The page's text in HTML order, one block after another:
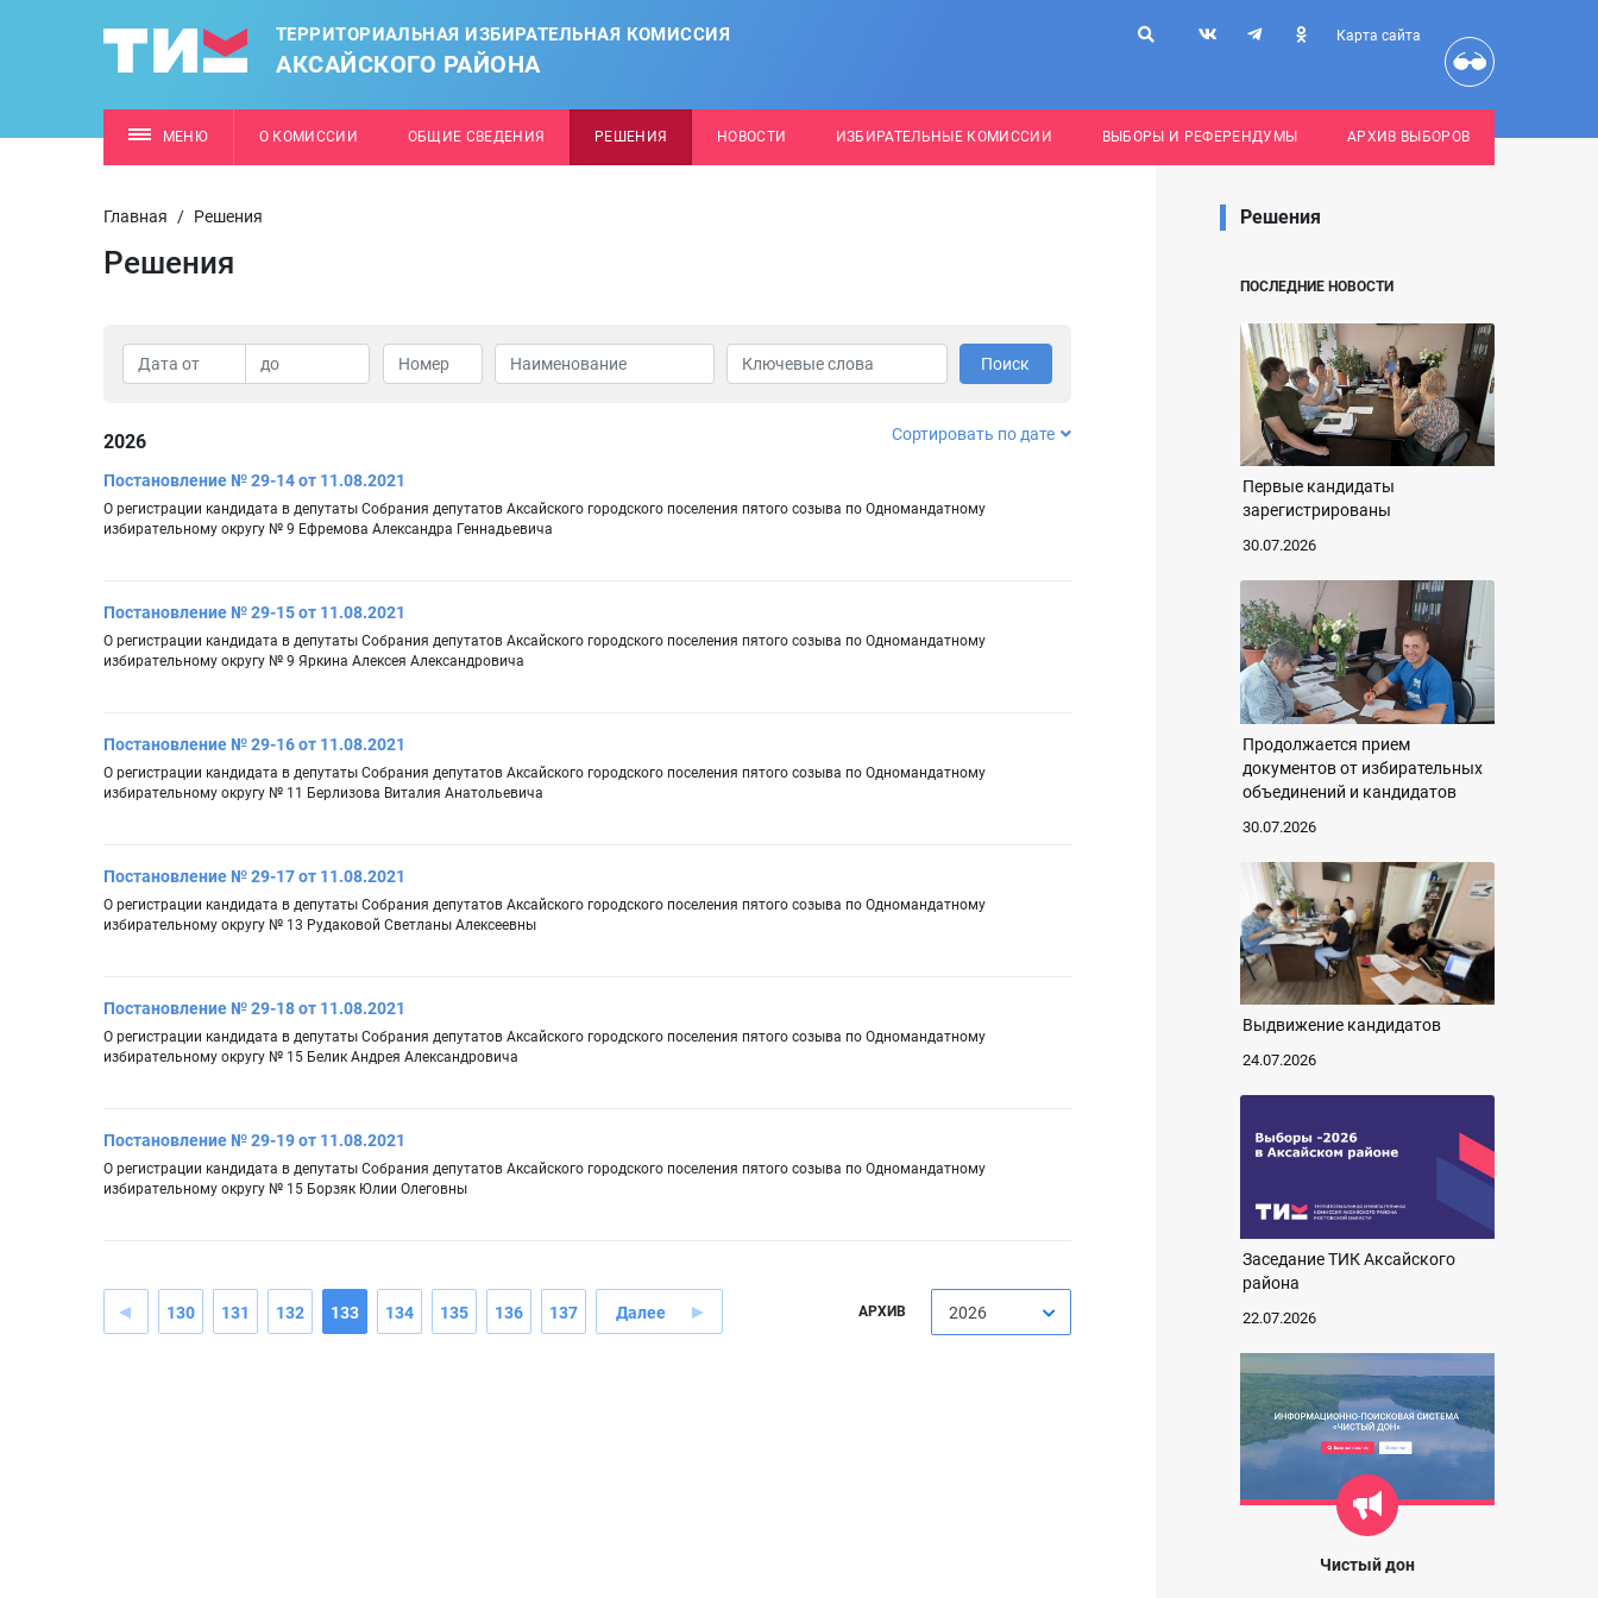
ТЕРРИТОРИАЛЬНАЯ ИЗБИРАТЕЛЬНАЯ КОМИССИЯ
АКСАЙСКОГО РАЙОНА
Карта сайта
МЕНЮ О КОМИССИИ ОБЩИЕ СВЕДЕНИЯ РЕШЕНИЯ НОВОСТИ ИЗБИРАТЕЛЬНЫЕ КОМИССИИ ВЫБОРЫ И РЕФЕРЕНДУМЫ АРХИВ ВЫБОРОВ
Главная / Решения
Решения
Поиск
2026 Сортировать по дате
Постановление № 29-14 от 11.08.2021
О регистрации кандидата в депутаты Собрания депутатов Аксайского городского поселения пятого созыва по Одномандатному
избирательному округу № 9 Ефремова Александра Геннадьевича
Постановление № 29-15 от 11.08.2021
О регистрации кандидата в депутаты Собрания депутатов Аксайского городского поселения пятого созыва по Одномандатному
избирательному округу № 9 Яркина Алексея Александровича
Постановление № 29-16 от 11.08.2021
О регистрации кандидата в депутаты Собрания депутатов Аксайского городского поселения пятого созыва по Одномандатному
избирательному округу № 11 Берлизова Виталия Анатольевича
Постановление № 29-17 от 11.08.2021
О регистрации кандидата в депутаты Собрания депутатов Аксайского городского поселения пятого созыва по Одномандатному
избирательному округу № 13 Рудаковой Светланы Алексеевны
Постановление № 29-18 от 11.08.2021
О регистрации кандидата в депутаты Собрания депутатов Аксайского городского поселения пятого созыва по Одномандатному
избирательному округу № 15 Белик Андрея Александровича
Постановление № 29-19 от 11.08.2021
О регистрации кандидата в депутаты Собрания депутатов Аксайского городского поселения пятого созыва по Одномандатному
избирательному округу № 15 Борзяк Юлии Олеговны
130 131 132 133 134 135 136 137 Далее АРХИВ 2026
Решения
ПОСЛЕДНИЕ НОВОСТИ
Первые кандидаты
зарегистрированы
30.07.2026
Продолжается прием
документов от избирательных
объединений и кандидатов
30.07.2026
Выдвижение кандидатов
24.07.2026
Заседание ТИК Аксайского
района
22.07.2026
Чистый дон